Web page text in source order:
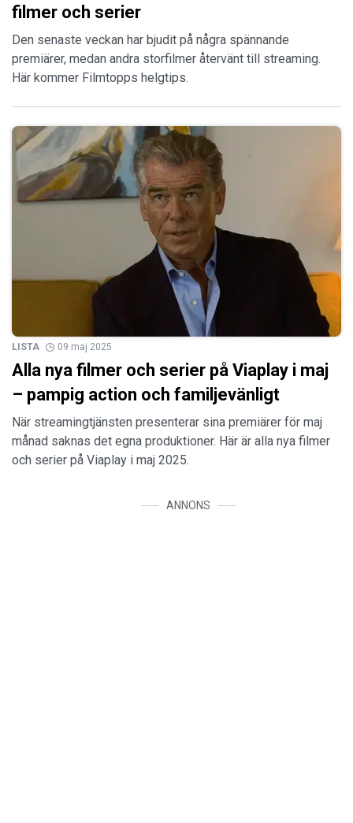
filmer och serier
Den senaste veckan har bjudit på några spännande
premiärer, medan andra storfilmer återvänt till streaming.
Här kommer Filmtopps helgtips.
LISTA 09 maj 2025
Alla nya filmer och serier på Viaplay i maj
– pampig action och familjevänligt
När streamingtjänsten presenterar sina premiärer för maj
månad saknas det egna produktioner. Här är alla nya filmer
och serier på Viaplay i maj 2025.
ANNONS